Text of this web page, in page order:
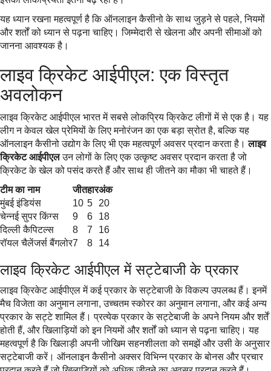
यह ध्यान रखना महत्वपूर्ण है कि ऑनलाइन कैसीनो के साथ जुड़ने से पहले, नियमों
और शर्तों को ध्यान से पढ़ना चाहिए। जिम्मेदारी से खेलना और अपनी सीमाओं को
जानना आवश्यक है।
लाइव क्रिकेट आईपीएल: एक विस्तृत
अवलोकन
लाइव क्रिकेट आईपीएल भारत में सबसे लोकप्रिय क्रिकेट लीगों में से एक है। यह
लीग न केवल खेल प्रेमियों के लिए मनोरंजन का एक बड़ा स्रोत है, बल्कि यह
ऑनलाइन कैसीनो उद्योग के लिए भी एक महत्वपूर्ण अवसर प्रदान करता है।लाइव
क्रिकेट आईपीएलउन लोगों के लिए एक उत्कृष्ट अवसर प्रदान करता है जो
क्रिकेट के खेल को पसंद करते हैं और साथ ही जीतने का मौका भी चाहते हैं।
टीम का नाम
जीतहारअंक
मुंबई इंडियंस
10 5
20
चेन्नई सुपर किंग्स
9 6
18
दिल्ली कैपिटल्स
8 7
16
रॉयल चैलेंजर्स बैंगलोर7 8 14
लाइव क्रिकेट आईपीएल में सट्टेबाजी के प्रकार
लाइव क्रिकेट आईपीएल में कई प्रकार के सट्टेबाजी के विकल्प उपलब्ध हैं। इनमें
मैच विजेता का अनुमान लगाना, उच्चतम स्कोरर का अनुमान लगाना, और कई अन्य
प्रकार के सट्टे शामिल हैं। प्रत्येक प्रकार के सट्टेबाजी के अपने नियम और शर्तें
होती हैं, और खिलाड़ियों को इन नियमों और शर्तों को ध्यान से पढ़ना चाहिए। यह
महत्वपूर्ण है कि खिलाड़ी अपनी जोखिम सहनशीलता को समझें और उसी के अनुसार
सट्टेबाजी करें। ऑनलाइन कैसीनो अक्सर विभिन्न प्रकार के बोनस और प्रचार